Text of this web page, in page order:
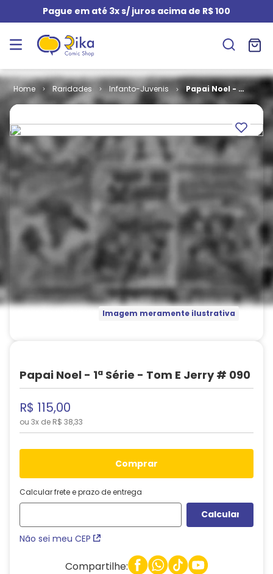
Pague em até 3x s/ juros acima de R$ 100
Raridades Infanto-Juvenis
Papai Noel - 1ª
Série - Tom e
Imagem meramente ilustrativa
Papai Noel - 1ª Série - Tom E Jerry # 090
R$ 115,00
ou 3x de R$ 38,33
comprar
Calcular frete e prazo de entrega
Não sei meu CEP
Compartilhe: